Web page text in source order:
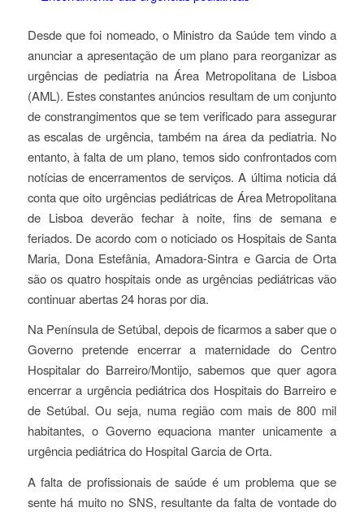
Desde que foi nomeado, o Ministro da Saúde tem vindo a
anunciar a apresentação de um plano para reorganizar as
urgências de pediatria na Área Metropolitana de Lisboa
(AML). Estes constantes anúncios resultam de um conjunto
de constrangimentos que se tem verificado paraassegurar
as escalas de urgência, também na área da pediatria. No
entanto, à falta de um plano, temos sido confrontados com
notícias de encerramentos de serviços. A última noticia dá
conta que oito urgências pediátricas de Área Metropolitana
de Lisboa deverão fechar à noite, fins de semana e
feriados. De acordo com o noticiado os Hospitais de Santa
Maria, Dona Estefânia, Amadora-Sintra e Garcia de Orta
são os quatro hospitais onde as urgências pediátricas vão
continuar abertas 24 horas por dia.
Na Península de Setúbal, depois de ficarmos a saber que o
Governo pretende encerrar a maternidade do Centro
Hospitalar do Barreiro/Montijo, sabemos que quer agora
encerrar a urgência pediátrica dos Hospitais do Barreiro e
de Setúbal. Ou seja, numa região com mais de 800 mil
habitantes, o Governo equaciona manter unicamente a
urgência pediátrica do Hospital Garcia de Orta.
A falta de profissionais de saúde é um problema que se
sente há muito no SNS, resultante da falta de vontade do